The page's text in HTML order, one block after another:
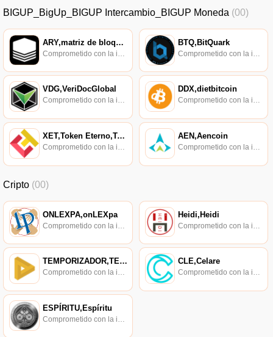
BIGUP_BigUp_BIGUP Intercambio_BIGUP Moneda (00)
ARY,matriz de bloques BTQ,BitQuark
VDG,VeriDocGlobal
Comprometido con la investigación de políticas en los campos de las nuevas finanzas, las finanzas internacionales y los mercados financieros.
DDX,dietbitcoin
Comprometido con la investigación de políticas en los campos de las nuevas finanzas, las finanzas internacionales y los mercados financieros.
XET,Token Eterno,Token Eterno
Comprometido con la investigación de políticas en los campos de las nuevas finanzas, las finanzas internacionales y los mercados financieros.
AEN,Aencoin
Comprometido con la investigación de políticas en los campos de las nuevas finanzas, las finanzas internacionales y los mercados financieros.
Cripto (00)
ONLEXPA,onLEXpa Heidi,Heidi
TEMPORIZADOR,TEMPORIZADOR
Comprometido con la investigación de políticas en los campos de las nuevas finanzas, las finanzas internacionales y los mercados financieros.
CLE,Celare
Comprometido con la investigación de políticas en los campos de las nuevas finanzas, las finanzas internacionales y los mercados financieros.
ESPÍRITU,Espíritu
Comprometido con la investigación de políticas en los campos de las nuevas finanzas, las finanzas internacionales y los mercados financieros.